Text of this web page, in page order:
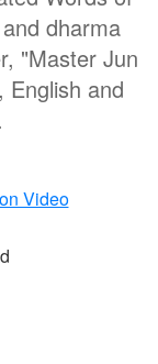
dharma
"Master Jun
English and
Video